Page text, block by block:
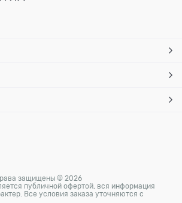
защищены © 2026
публичной офертой, вся информация
Все условия заказа уточняются с